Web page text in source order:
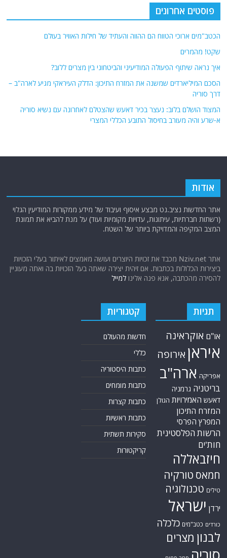
פוסטים אחרונים
הכטב"מים ארוכי הטווח הם ההווה והעתיד של חילות האוויר בעולם
שקט! מהמרים
איך נראה שיתוף הפעולה המודיעיני והביטחוני בין מצרים ללוב?
הסכם המיליארדים שמשנה את המזרח התיכון: הדלק העיראקי מגיע לארה"ב –
דרך סוריה
המצוד הושלם בלוב: נעצר בכיר דאעש שהצטלם לאחרונה עם נשיא סוריה
א-שרע והיה מעורב בחיסול התובע הכללי המצרי
אודות
אתר החדשות נציב.נט מבצע איסוף ועיבוד של מידע ממקורות המודיעין הגלוי
(רשתות חברתיות, עיתונות, עדויות מקומיות ועוד) על מנת להביא את תמונת
המצב המקיפה והמדויקת ביותר של השטח.
אתר Nziv.net מכבד את זכויות היוצרים ועושה מאמצים לאיתור בעלי הזכויות
ביצירות הכלולות בכתבות. אם זיהית יצירה שאתה בעל הזכויות בה ואתה מעוניין
להסירה מהכתבה, אנא פנה אלינולמייל
תגיות
או"ם אוקראינה
איראן אירופה
אפריקה ארה"ב
בריטניה גרמניה
דאעש האמירויות הגולן
המזרח התיכון
המפרץ הפרסי
הרשות הפלסטינית
חות'ים
חיזבאללה
חמאס טורקיה
טילים טכנולוגיה
ירדן ישראל
כורדים כטב"מים כלכלה
לבנון מצרים
קטגוריות
חדשות מהעולם
כללי
כתבות היסטוריה
כתבות מומחים
כתבות קצרות
כתבות ראשיות
סקירות תשתית
קריקטורות